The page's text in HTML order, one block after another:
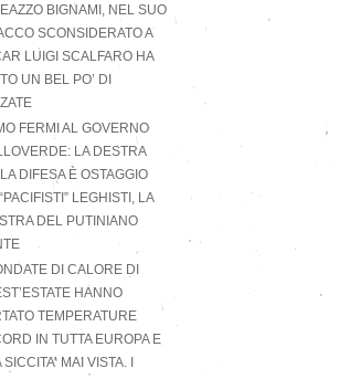
BIGNAMI, NEL SUO
SCONSIDERATO A
LUIGI SCALFARO HA
UN BEL PO’ DI
FERMI AL GOVERNO
LA DESTRA
DIFESA È OSTAGGIO
LEGHISTI, LA
DEL PUTINIANO
DI CALORE DI
HANNO
TEMPERATURE
IN TUTTA EUROPA E
SICCITA’ MAI VISTA. I